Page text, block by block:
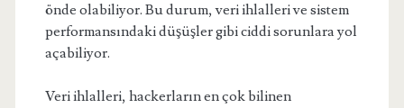
önde olabiliyor. Bu durum, veri ihlalleri ve sistem
performansındaki düşüşler gibi ciddi sorunlara yol
açabiliyor.
Veri ihlalleri, hackerların en çok bilinen